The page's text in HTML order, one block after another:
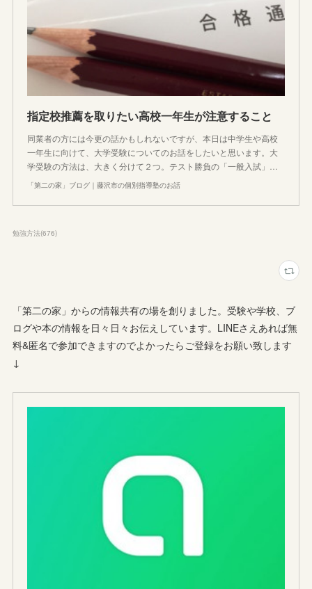
指定校推薦を取りたい高校一年生が注意すること
同業者の方には今更の話かもしれないですが、本日は中学生や高校
一年生に向けて、大学受験についてのお話をしたいと思います。大
学受験の方法は、大きく分けて２つ。テスト勝負の「一般入試」…
「第二の家」ブログ｜藤沢市の個別指導塾のお話
勉強方法(676)
「第二の家」からの情報共有の場を創りました。受験や学校、ブ
ログや本の情報を日々日々お伝えしています。LINEさえあれば無
料&匿名で参加できますのでよかったらご登録をお願い致します
↓